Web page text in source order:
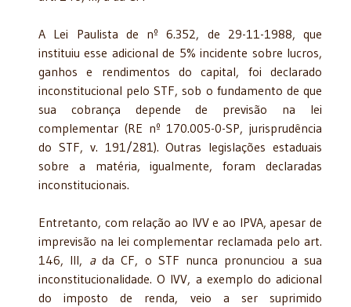
A Lei Paulista de nº 6.352, de 29-11-1988, que
instituiu esse adicional de 5% incidente sobre lucros,
ganhos e rendimentos do capital, foi declarado
inconstitucional pelo STF, sob o fundamento de que
sua cobrança depende de previsão na lei
complementar (RE nº 170.005-0-SP, jurisprudência
do STF, v. 191/281). Outras legislações estaduais
sobre a matéria, igualmente, foram declaradas
inconstitucionais.
Entretanto, com relação ao IVV e ao IPVA, apesar de
imprevisão na lei complementar reclamada pelo art.
146, III, a da CF, o STF nunca pronunciou a sua
inconstitucionalidade. O IVV, a exemplo do adicional
do imposto de renda, veio a ser suprimido